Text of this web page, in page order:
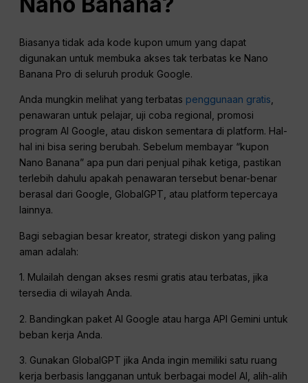
Biasanya tidak ada kode kupon umum yang dapat
digunakan untuk membuka akses tak terbatas ke Nano
Banana Pro di seluruh produk Google.
Anda mungkin melihat yang terbatas penggunaan gratis,
penawaran untuk pelajar, uji coba regional, promosi
program AI Google, atau diskon sementara di platform. Hal-
hal ini bisa sering berubah. Sebelum membayar “kupon
Nano Banana” apa pun dari penjual pihak ketiga, pastikan
terlebih dahulu apakah penawaran tersebut benar-benar
berasal dari Google, GlobalGPT, atau platform tepercaya
lainnya.
Bagi sebagian besar kreator, strategi diskon yang paling
aman adalah:
1. Mulailah dengan akses resmi gratis atau terbatas, jika
tersedia di wilayah Anda.
2. Bandingkan paket AI Google atau harga API Gemini untuk
beban kerja Anda.
3. Gunakan GlobalGPT jika Anda ingin memiliki satu ruang
kerja berbasis langganan untuk berbagai model AI, alih-alih